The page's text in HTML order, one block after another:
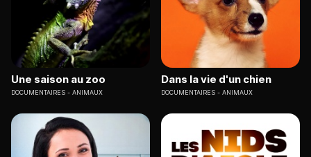
Une saison au zoo
DOCUMENTAIRES ANIMAUX
Dans la vie d'un chien
DOCUMENTAIRES ANIMAUX